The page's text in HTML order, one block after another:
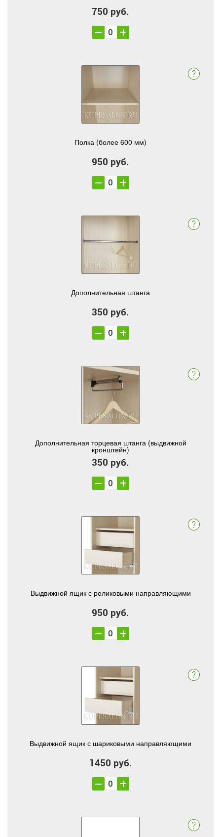
750 руб.
Полка (более 600 мм)
950 руб.
Дополнительная штанга
350 руб.
Дополнительная торцевая штанга (выдвижной
кронштейн)
350 руб.
Выдвижной ящик с роликовыми направляющими
950 руб.
Выдвижной ящик с шариковыми направляющими
1450 руб.